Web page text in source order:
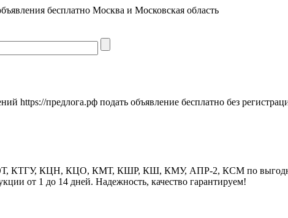
бесплатно Москва и Московская область
https://предлога.рф подать объявление бесплатно без
КТГУ, КЦН, КЦО, КМТ, КШР, КШ, КМУ, АПР-2, КСМ по
от 1 до 14 дней. Надежность, качество гарантируем!